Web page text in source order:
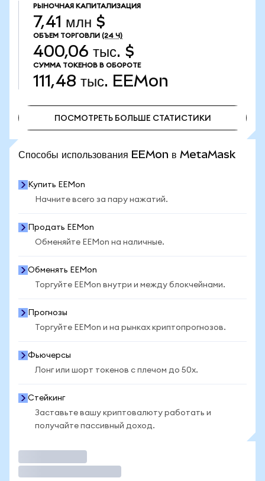
РЫНОЧНАЯ КАПИТАЛИЗАЦИЯ
7,41 млн $
ОБЪЕМ ТОРГОВЛИ (24 Ч)
400,06 тыс. $
СУММА ТОКЕНОВ В ОБОРОТЕ
111,48 тыс. EEMon
ПОСМОТРЕТЬ БОЛЬШЕ СТАТИСТИКИ
Способы использования EEMon в MetaMask
Купить EEMon
Начните всего за пару нажатий.
Продать EEMon
Обменяйте EEMon на наличные.
Обменять EEMon
Торгуйте EEMon внутри и между блокчейнами.
Прогнозы
Торгуйте EEMon и на рынках криптопрогнозов.
Фьючерсы
Лонг или шорт токенов с плечом до 50x.
Стейкинг
Заставьте вашу криптовалюту работать и
получайте пассивный доход.